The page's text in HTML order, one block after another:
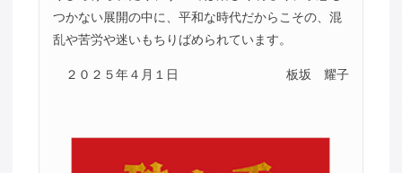
つかない展開の中に、平和な時代だからこその、混
乱や苦労や迷いもちりばめられています。
２０２５年４月１日 板坂 耀子